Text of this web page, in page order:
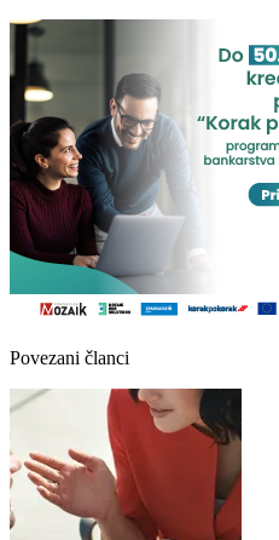
Povezani članci